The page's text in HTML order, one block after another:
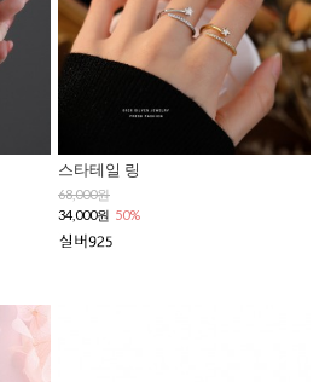
스타테일 링
68,000원
34,000원 50%